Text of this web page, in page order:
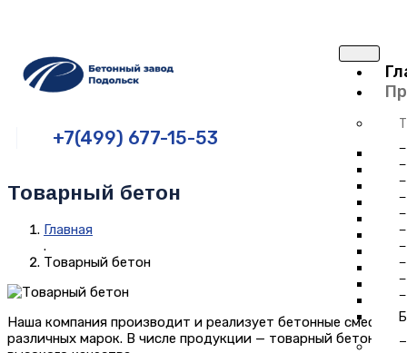
+7(499) 677-15-53
Товарный бетон
Главная
.
Товарный бетон
Наша компания производит и реализует бетонные смеси
различных марок. В числе продукции — товарный бетон